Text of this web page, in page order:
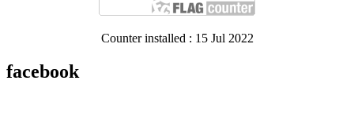
Counter installed : 15 Jul 2022
facebook